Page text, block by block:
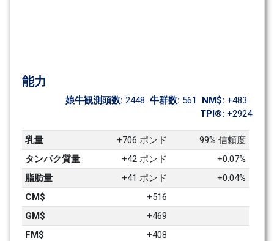
能力
娘牛観測頭数: 2448 牛群数: 561 NM$: +483
TPI®: +2924
乳量 +706 ポンド
99% 信頼度
タンパク質量
+42 ポンド
+0.07%
脂肪量
+41 ポンド
+0.04%
CM$
+516
GM$
+469
FM$
+408